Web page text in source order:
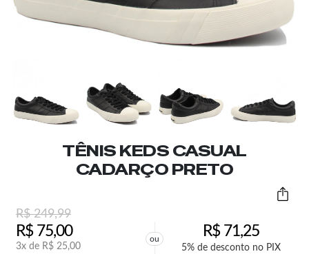
TÊNIS KEDS CASUAL
CADARÇO PRETO
R$249,99
R$75,00
3x de R$ 25,00
ou R$71,25
5% de desconto no PIX